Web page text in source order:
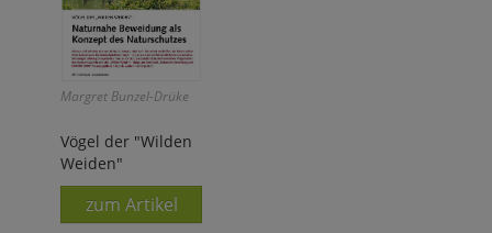
Margret Bunzel-Drüke
Vögel der "Wilden
Weiden"
zum Artikel